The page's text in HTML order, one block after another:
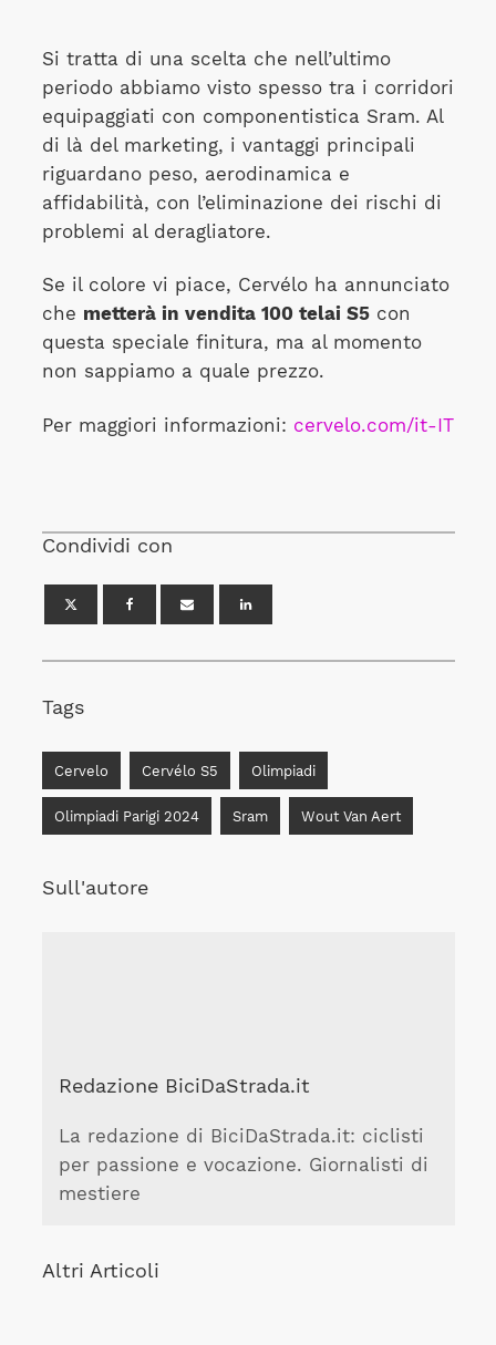
Si tratta di una scelta che nell’ultimo
periodo abbiamo visto spesso tra i corridori
equipaggiati con componentistica Sram. Al
di là del marketing, i vantaggi principali
riguardano peso, aerodinamica e
affidabilità, con l’eliminazione dei rischi di
problemi al deragliatore.
Se il colore vi piace, Cervélo ha annunciato
che metterà in vendita 100 telai S5con
questa speciale finitura, ma al momento
non sappiamo a quale prezzo.
Per maggiori informazioni: cervelo.com/it-IT
Condividi con
Tags
Cervelo Cervélo S5 Olimpiadi
Olimpiadi Parigi 2024 Sram Wout Van Aert
Sull'autore
Redazione BiciDaStrada.it
La redazione di BiciDaStrada.it: ciclisti
per passione e vocazione. Giornalisti di
mestiere
Altri Articoli